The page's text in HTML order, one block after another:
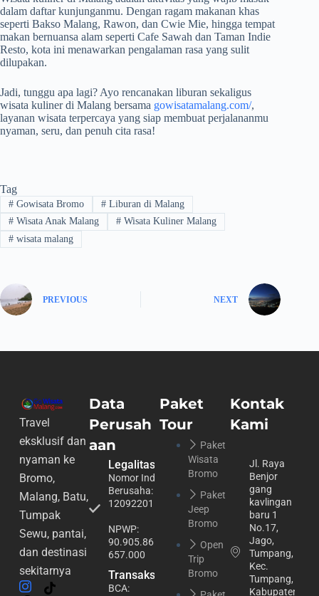
dalam daftar kunjunganmu. Dengan ragam makanan khas
seperti Bakso Malang, Rawon, dan Cwie Mie, hingga tempat
makan bernuansa alam seperti Cafe Sawah dan Taman Indie
Resto, kota ini menawarkan pengalaman rasa yang sulit
dilupakan.
Jadi, tunggu apa lagi? Ayo rencanakan liburan sekaligus
wisata kuliner di Malang bersama gowisatamalang.com/,
layanan wisata terpercaya yang siap membuat perjalananmu
nyaman, seru, dan penuh cita rasa!
Tag
#Gowisata Bromo #Liburan di Malang
#Wisata Anak Malang #Wisata Kuliner Malang
#wisata malang
PREVIOUS NEXT
Travel
eksklusif dan
nyaman ke
Bromo,
Malang, Batu,
Tumpak
Sewu, pantai,
dan destinasi
sekitarnya
Data
Perusah
aan
Legalitas
Nomor Induk
Berusaha:
1209220113064
NPWP:
90.905.865.6-
657.000
Transaksi
BCA:
Paket
Tour
Paket
Wisata
Bromo
Paket
Jeep
Bromo
Open
Trip
Bromo
Kontak
Kami
Jl. Raya
Benjor
gang
kavlingan
baru 1
No.17,
Jago,
Tumpang,
Kec.
Tumpang,
Kabupaten